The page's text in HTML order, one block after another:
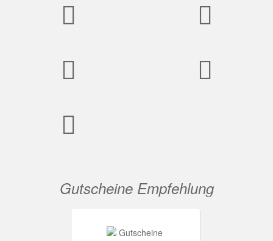
Gutscheine Empfehlung